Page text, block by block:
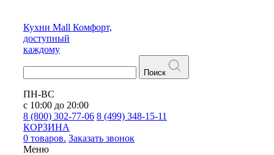
Кухни Mall Комфорт,
доступный
каждому
Поиск
ПН-ВС
с 10:00 до 20:00
8 (800) 302-77-06 8 (499) 348-15-11
КОРЗИНА
0 товаров. Заказать звонок
Меню